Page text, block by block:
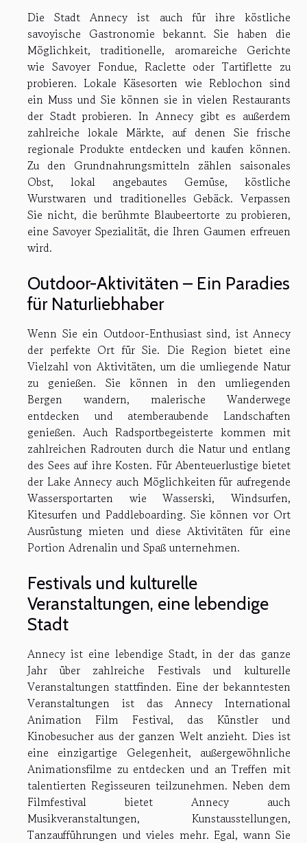
Die Stadt Annecy ist auch für ihre köstliche
savoyische Gastronomie bekannt. Sie haben die
Möglichkeit, traditionelle, aromareiche Gerichte
wie Savoyer Fondue, Raclette oder Tartiflette zu
probieren. Lokale Käsesorten wie Reblochon sind
ein Muss und Sie können sie in vielen Restaurants
der Stadt probieren. In Annecy gibt es außerdem
zahlreiche lokale Märkte, auf denen Sie frische
regionale Produkte entdecken und kaufen können.
Zu den Grundnahrungsmitteln zählen saisonales
Obst, lokal angebautes Gemüse, köstliche
Wurstwaren und traditionelles Gebäck. Verpassen
Sie nicht, die berühmte Blaubeertorte zu probieren,
eine Savoyer Spezialität, die Ihren Gaumen erfreuen
wird.
Outdoor-Aktivitäten – Ein Paradies
für Naturliebhaber
Wenn Sie ein Outdoor-Enthusiast sind, ist Annecy
der perfekte Ort für Sie. Die Region bietet eine
Vielzahl von Aktivitäten, um die umliegende Natur
zu genießen. Sie können in den umliegenden
Bergen wandern, malerische Wanderwege
entdecken und atemberaubende Landschaften
genießen. Auch Radsportbegeisterte kommen mit
zahlreichen Radrouten durch die Natur und entlang
des Sees auf ihre Kosten. Für Abenteuerlustige bietet
der Lake Annecy auch Möglichkeiten für aufregende
Wassersportarten wie Wasserski, Windsurfen,
Kitesurfen und Paddleboarding. Sie können vor Ort
Ausrüstung mieten und diese Aktivitäten für eine
Portion Adrenalin und Spaß unternehmen.
Festivals und kulturelle
Veranstaltungen, eine lebendige
Stadt
Annecy ist eine lebendige Stadt, in der das ganze
Jahr über zahlreiche Festivals und kulturelle
Veranstaltungen stattfinden. Eine der bekanntesten
Veranstaltungen ist das Annecy International
Animation Film Festival, das Künstler und
Kinobesucher aus der ganzen Welt anzieht. Dies ist
eine einzigartige Gelegenheit, außergewöhnliche
Animationsfilme zu entdecken und an Treffen mit
talentierten Regisseuren teilzunehmen. Neben dem
Filmfestival bietet Annecy auch
Musikveranstaltungen, Kunstausstellungen,
Tanzaufführungen und vieles mehr. Egal, wann Sie